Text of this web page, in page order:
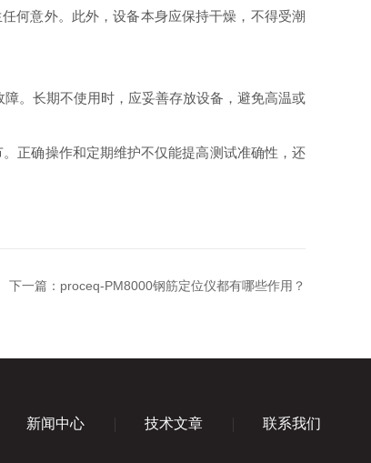
何意外。此外，设备本身应保持干燥，不得受潮
。长期不使用时，应妥善存放设备，避免高温或
正确操作和定期维护不仅能提高测试准确性，还
下一篇： proceq-PM8000钢筋定位仪都有哪些作用？
新闻中心 技术文章 联系我们